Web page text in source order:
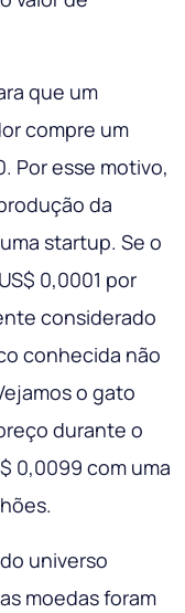
que um
compre um
Por esse motivo,
da
startup. Se o
0,0001 por
considerado
conhecida não
o gato
durante o
0,0099 com uma
universo
moedas foram